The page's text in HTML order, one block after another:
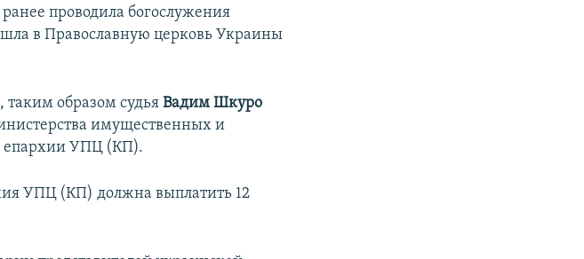
проводила богослужения
в Православную церковь Украины
, таким образом судья Вадим Шкуро
имущественных и
епархии УПЦ (КП).
УПЦ (КП) должна выплатить 12